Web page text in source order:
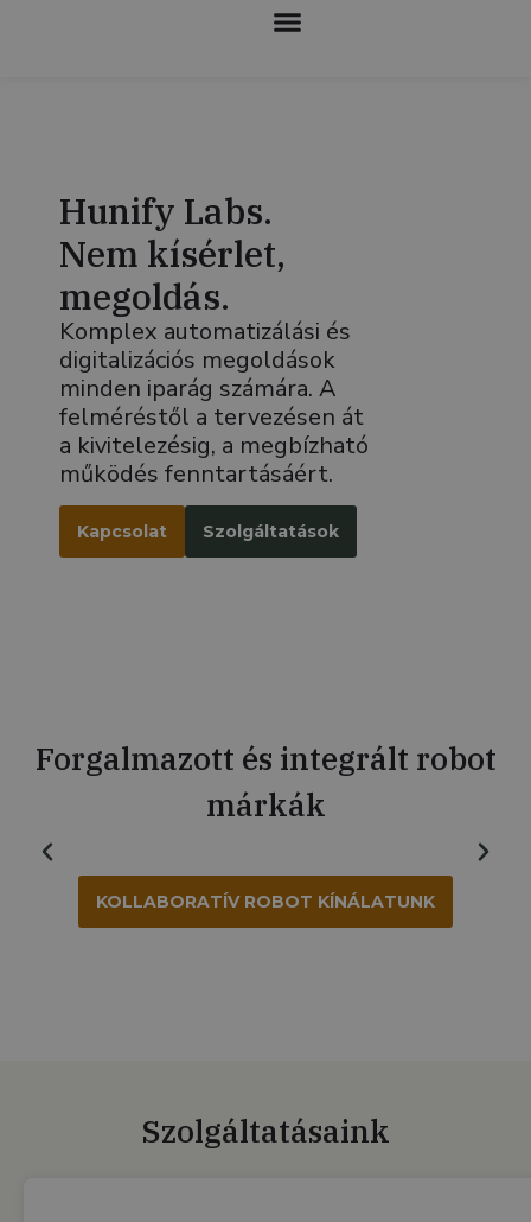
Hunify Labs.
Nem kísérlet,
megoldás.
Komplex automatizálási és
digitalizációs megoldások
minden iparág számára. A
felméréstől a tervezésen át
a kivitelezésig, a megbízható
működés fenntartásáért.
Kapcsolat Szolgáltatások
Forgalmazott és integrált robot
márkák
KOLLABORATÍV ROBOT KÍNÁLATUNK
Szolgáltatásaink